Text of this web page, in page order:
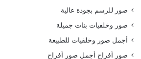
صور للرسم بجودة عالية
صور وخلفيات بنات جميلة
أجمل صور وخلفيات للطبيعة
صور أفراح أجمل صور أفراح